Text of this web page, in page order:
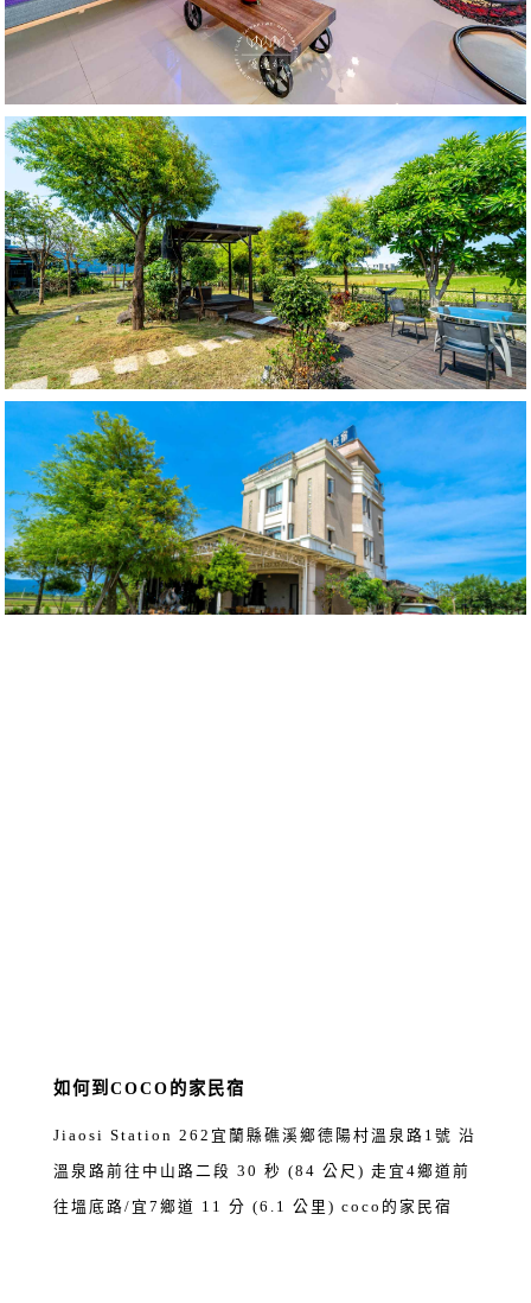
如何到COCO的家民宿
Jiaosi Station 262宜蘭縣礁溪鄉德陽村溫泉路1號 沿
溫泉路前往中山路二段 30 秒 (84 公尺) 走宜4鄉道前
往塭底路/宜7鄉道 11 分 (6.1 公里) coco的家民宿